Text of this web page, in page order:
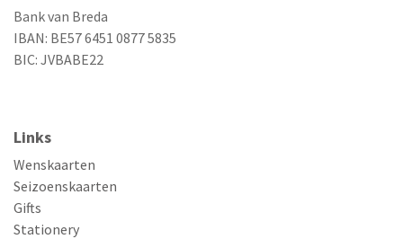
Bank van Breda
IBAN: BE57 6451 0877 5835
BIC: JVBABE22
Links
Wenskaarten
Seizoenskaarten
Gifts
Stationery